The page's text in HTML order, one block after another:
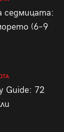
седмицата:
(6–9
Guide: 72
28